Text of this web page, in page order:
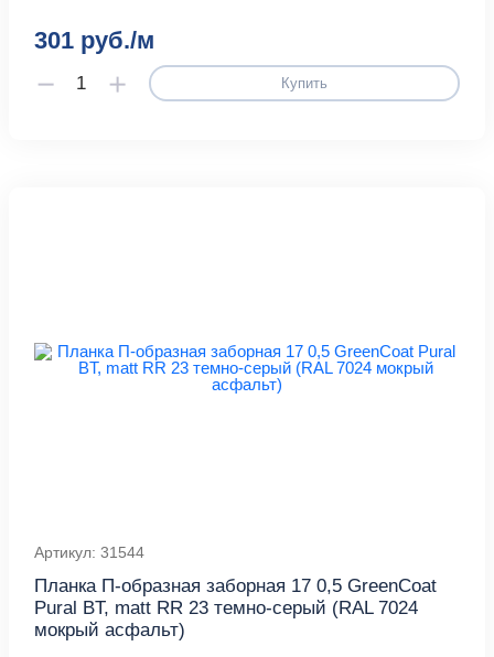
301 руб./м
Купить
Артикул: 31544
Планка П-образная заборная 17 0,5 GreenCoat
Pural BT, matt RR 23 темно-серый (RAL 7024
мокрый асфальт)